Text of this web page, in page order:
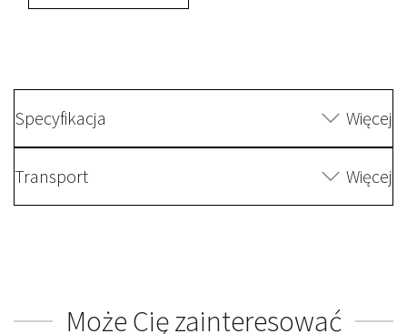
Specyfikacja Więcej
Transport Więcej
Może Cię zainteresować